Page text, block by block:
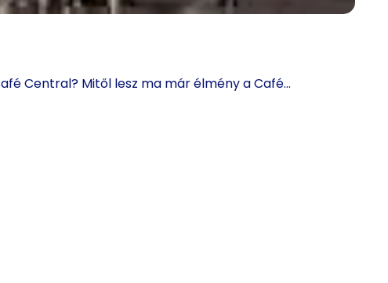
Central? Mitől lesz ma már élmény a Café…